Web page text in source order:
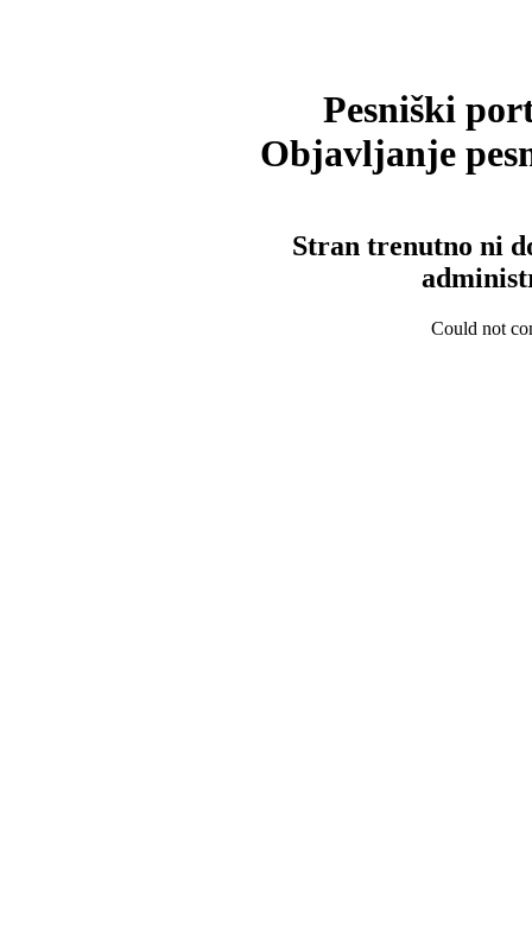
Pesniški
Objavljanje
Stran trenutno ni
Could not